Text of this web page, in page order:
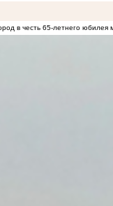
в честь 65-летнего юбилея